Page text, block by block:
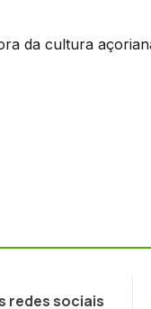
da cultura
redes sociais